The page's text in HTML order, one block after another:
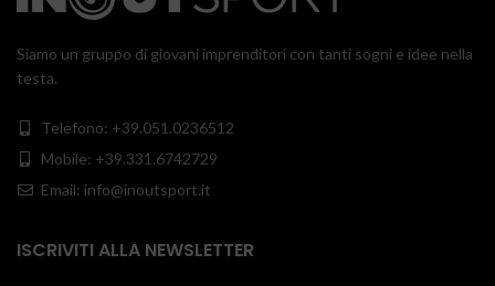
Siamo un gruppo di giovani imprenditori con tanti sogni e idee nella
testa.
Telefono: +39.051.0236512
Mobile: +39.331.6742729
Email: info@inoutsport.it
ISCRIVITI ALLA NEWSLETTER